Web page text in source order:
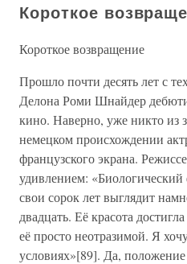
Короткое
Короткое возвращение
Прошло почти десять лет с
Делона Роми Шнайдер
кино. Наверно, уже никто из
немецком происхождении
французского экрана.
удивлением:
свои сорок лет выглядит
двадцать. Её красота
её просто неотразимой. Я
условиях»[89]. Да,